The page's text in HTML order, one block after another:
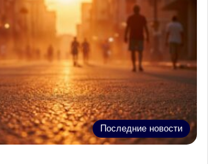
Последние новости